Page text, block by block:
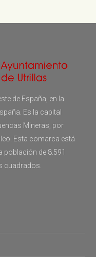
de España, en la
Es la capital
Mineras, por
Esta comarca está
de 8.591
cuadrados.